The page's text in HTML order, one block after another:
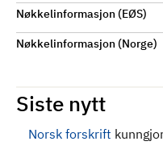
Nøkkelinformasjon (EØS)
Nøkkelinformasjon (Norge)
Siste nytt
Norsk forskrift